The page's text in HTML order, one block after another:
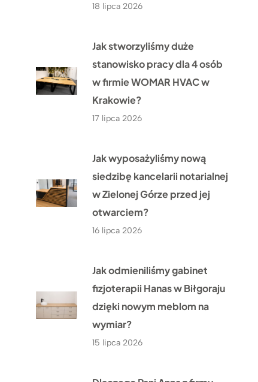
18 lipca 2026
Jak stworzyliśmy duże
stanowisko pracy dla 4 osób
w firmie WOMAR HVAC w
Krakowie?
17 lipca 2026
Jak wyposażyliśmy nową
siedzibę kancelarii notarialnej
w Zielonej Górze przed jej
otwarciem?
16 lipca 2026
Jak odmieniliśmy gabinet
fizjoterapii Hanas w Biłgoraju
dzięki nowym meblom na
wymiar?
15 lipca 2026